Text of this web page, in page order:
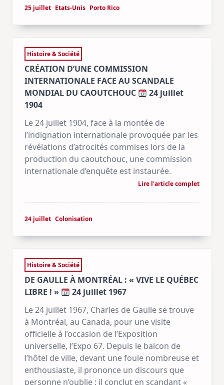
25 juillet Etats-Unis Porto Rico
Histoire & Société
CRÉATION D’UNE COMMISSION
INTERNATIONALE FACE AU SCANDALE
MONDIAL DU CAOUTCHOUC
24 juillet
1904
Le 24 juillet 1904, face à la montée de
l’indignation internationale provoquée par les
révélations d’atrocités commises lors de la
production du caoutchouc, une commission
internationale d’enquête est instaurée.
Lire l'article complet
24 juillet Colonisation
Histoire & Société
DE GAULLE À MONTRÉAL : « VIVE LE QUÉBEC
LIBRE ! »
24 juillet 1967
Le 24 juillet 1967, Charles de Gaulle se trouve
à Montréal, au Canada, pour une visite
officielle à l’occasion de l’Exposition
universelle, l’Expo 67. Depuis le balcon de
l’hôtel de ville, devant une foule nombreuse et
enthousiaste, il prononce un discours que
personne n’oublie : il conclut en scandant «